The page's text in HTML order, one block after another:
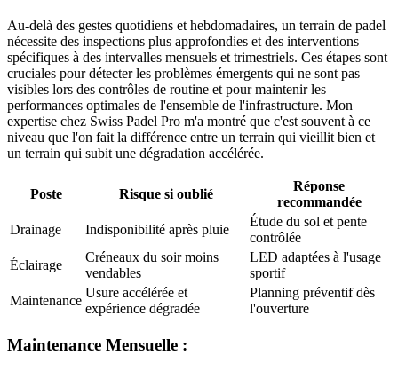
Au-delà des gestes quotidiens et hebdomadaires, un terrain de padel
nécessite des inspections plus approfondies et des interventions
spécifiques à des intervalles mensuels et trimestriels. Ces étapes sont
cruciales pour détecter les problèmes émergents qui ne sont pas
visibles lors des contrôles de routine et pour maintenir les
performances optimales de l'ensemble de l'infrastructure. Mon
expertise chez Swiss Padel Pro m'a montré que c'est souvent à ce
niveau que l'on fait la différence entre un terrain qui vieillit bien et
un terrain qui subit une dégradation accélérée.
Poste Risque si oublié
Réponse
recommandée
Drainage
Indisponibilité après pluie
Étude du sol et pente
contrôlée
Éclairage
Créneaux du soir moins
vendables
LED adaptées à l'usage
sportif
Maintenance
Usure accélérée et
expérience dégradée
Planning préventif dès
l'ouverture
Maintenance Mensuelle :